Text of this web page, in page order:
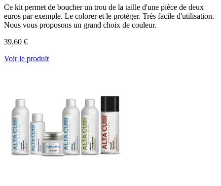
Ce kit permet de boucher un trou de la taille d'une pièce de deux
euros par exemple. Le colorer et le protéger. Très facile d'utilisation.
Nous vous proposons un grand choix de couleur.
39,60 €
Voir le produit